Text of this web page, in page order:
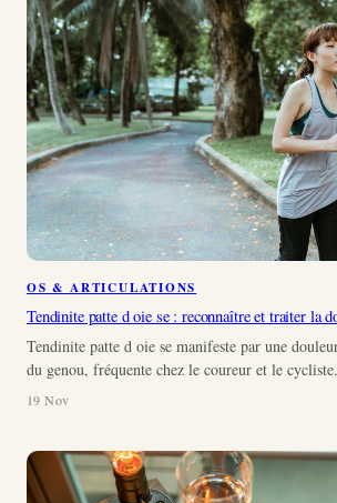
OS & ARTICULATIONS
Tendinite patte d oie se : reconnaître et traiter la
Tendinite patte d oie se manifeste par une
du genou, fréquente chez le coureur et le
19 Nov